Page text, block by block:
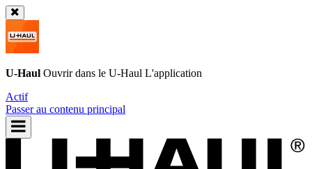
U-Haul Ouvrir dans le U-Haul L'application
Actif
Passer au contenu principal